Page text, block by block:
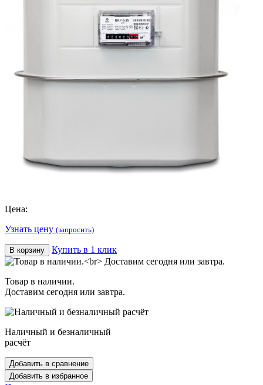
Цена:
Узнать цену (запросить)
В корзину Купить в 1 клик
Товар в наличии.
Доставим сегодня или завтра.
Наличный и безналичный
расчёт
Добавить в сравнение
Добавить в избранное